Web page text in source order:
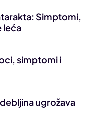
Simptomi,
leća
simptomi i
ugrožava